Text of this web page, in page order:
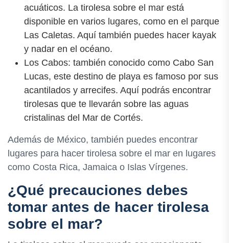
acuáticos. La tirolesa sobre el mar está
disponible en varios lugares, como en el parque
Las Caletas. Aquí también puedes hacer kayak
y nadar en el océano.
Los Cabos: también conocido como Cabo San
Lucas, este destino de playa es famoso por sus
acantilados y arrecifes. Aquí podrás encontrar
tirolesas que te llevarán sobre las aguas
cristalinas del Mar de Cortés.
Además de México, también puedes encontrar
lugares para hacer tirolesa sobre el mar en lugares
como Costa Rica, Jamaica o Islas Vírgenes.
¿Qué precauciones debes
tomar antes de hacer tirolesa
sobre el mar?